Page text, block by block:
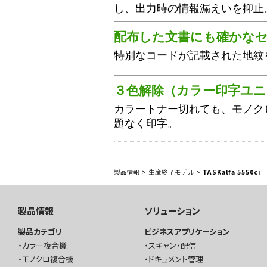
し、出力時の情報漏えいを抑止
配布した文書にも確かな
特別なコードが記載された地
３色解除（カラー印字ユ
カラートナー切れても、モノ
題なく印字。
製品情報 >生産終了モデル > TASKalfa 5550ci
製品情報
製品カテゴリ
カラー複合機
モノクロ複合機
ソリューション
ビジネスアプリケーション
スキャン・配信
ドキュメント管理